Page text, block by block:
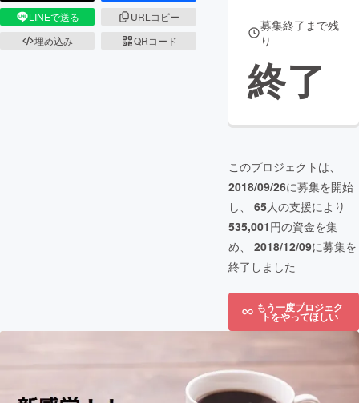
LINEで送る
URLコピー
埋め込み
QRコード
募集終了まで残
り
終了
このプロジェクトは、
2018/09/26に募集を開始
し、 65人の支援により
535,001円の資金を集
め、 2018/12/09に募集を
終了しました
もう一度プロジェク
トをやってほしい